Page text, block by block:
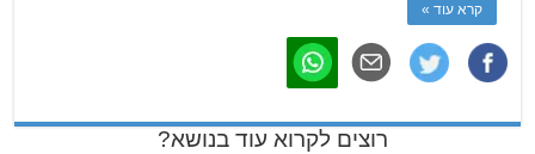
קרא עוד »
רוצים לקרוא עוד בנושא?